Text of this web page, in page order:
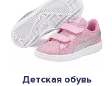
Детская обувь